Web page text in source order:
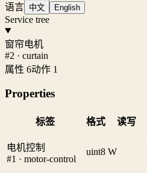
语言 中文 English
Service tree
窗帘电机
#2 · curtain
属性 6动作 1
Properties
标签 格式 读写
电机控制
#1 · motor-control
uint8 W